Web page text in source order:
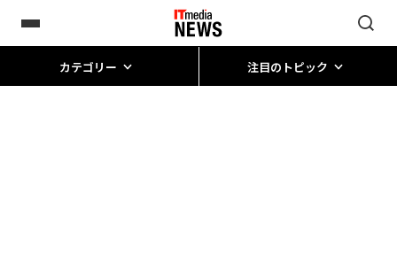
カテゴリー 注目のトピック